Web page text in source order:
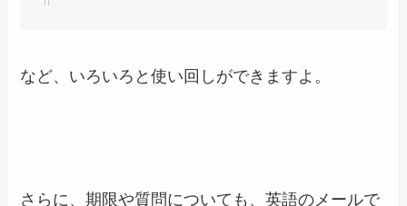
など、いろいろと使い回しができますよ。
さらに、期限や質問についても、英語のメールで